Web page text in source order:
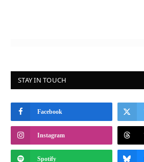
STAY IN TOUCH
Facebook
Instagram
Spotify